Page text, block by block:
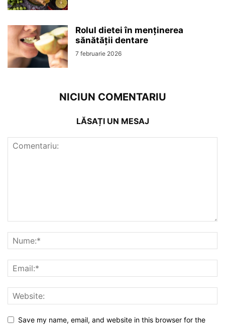
Rolul dietei în menținerea
sănătății dentare
7 februarie 2026
NICIUN COMENTARIU
LĂSAȚI UN MESAJ
Save my name, email, and website in this browser for the